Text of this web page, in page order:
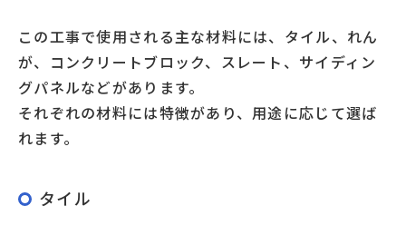
この工事で使用される主な材料には、タイル、れん
が、コンクリートブロック、スレート、サイディン
グパネルなどがあります。
それぞれの材料には特徴があり、用途に応じて選ば
れます。
タイル